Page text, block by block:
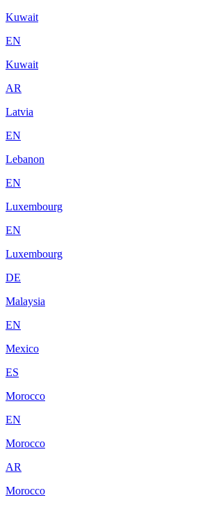
Kuwait
EN
Kuwait
AR
Latvia
EN
Lebanon
EN
Luxembourg
EN
Luxembourg
DE
Malaysia
EN
Mexico
ES
Morocco
EN
Morocco
AR
Morocco